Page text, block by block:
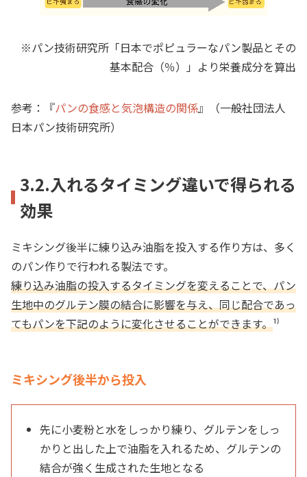
※パン技術研究所「日本でポピュラーなパン製品とその
基本配合（％）」より栄養成分を算出
参考：『パンの食感と気泡構造の関係』（一般社団法人
日本パン技術研究所）
3.2.入れるタイミング違いで得られる
効果
ミキシング後半に練り込み油脂を投入する作り方は、多く
のパン作りで行われる製法です。
練り込み油脂の投入するタイミングを変えることで、パン
生地中のグルテン膜の結合に影響を与え、同じ配合であっ
てもパンを下記のように変化させることができます。¹⁾
ミキシング後半から投入
先に小麦粉と水をしっかり練り、グルテンをしっ
かりと出した上で油脂を入れるため、グルテンの
結合が強く生成された生地となる